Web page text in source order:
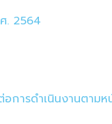
. 2564
ารดำเนินงานตามห